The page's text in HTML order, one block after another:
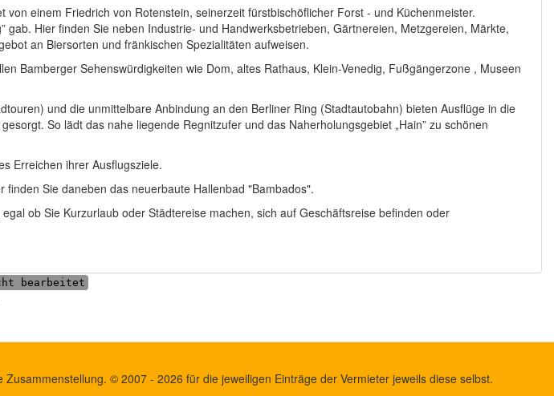
einem Friedrich von Rotenstein, seinerzeit fürstbischöflicher Forst - und Küchenmeister.
Hier finden Sie neben Industrie- und Handwerksbetrieben, Gärtnereien, Metzgereien, Märkte,
an Biersorten und fränkischen Spezialitäten aufweisen.
Bamberger Sehenswürdigkeiten wie Dom, altes Rathaus, Klein-Venedig, Fußgängerzone , Museen
und die unmittelbare Anbindung an den Berliner Ring (Stadtautobahn) bieten Ausflüge in die
So lädt das nahe liegende Regnitzufer und das Naherholungsgebiet „Hain” zu schönen
Erreichen ihrer Ausflugsziele.
Sie daneben das neuerbaute Hallenbad "Bambados".
ob Sie Kurzurlaub oder Städtereise machen, sich auf Geschäftsreise befinden oder
bearbeitet
© 2007 - 2026 für die jeweiligen Einträge der Vermieter jeweils diese selbst.